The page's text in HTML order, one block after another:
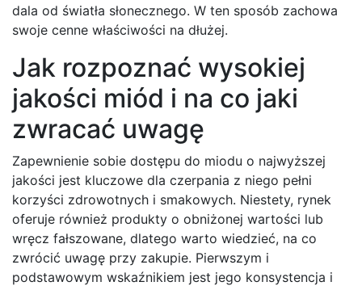
dala od światła słonecznego. W ten sposób zachowa
swoje cenne właściwości na dłużej.
Jak rozpoznać wysokiej
jakości miód i na co jaki
zwracać uwagę
Zapewnienie sobie dostępu do miodu o najwyższej
jakości jest kluczowe dla czerpania z niego pełni
korzyści zdrowotnych i smakowych. Niestety, rynek
oferuje również produkty o obniżonej wartości lub
wręcz fałszowane, dlatego warto wiedzieć, na co
zwrócić uwagę przy zakupie. Pierwszym i
podstawowym wskaźnikiem jest jego konsystencja i